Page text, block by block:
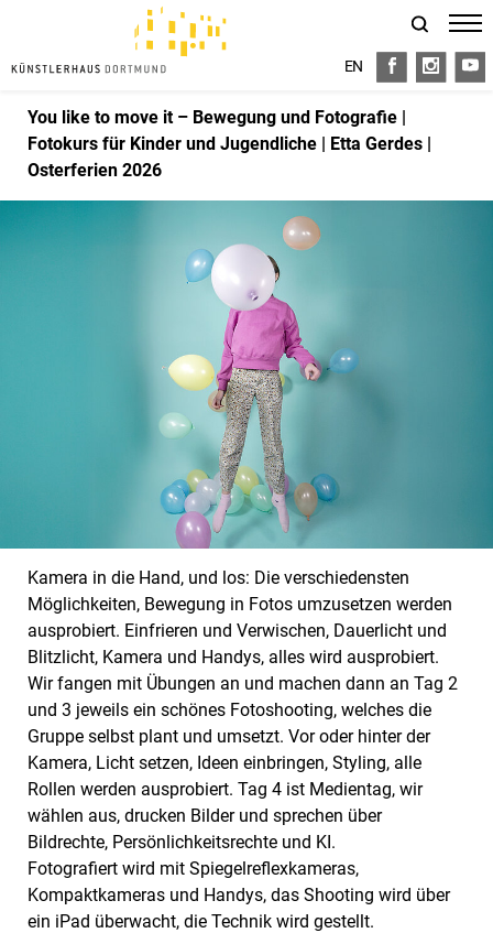
EN FB I Y
You like to move it – Bewegung und Fotografie |
Fotokurs für Kinder und Jugendliche | Etta Gerdes |
Osterferien 2026
Kamera in die Hand, und los: Die verschiedensten
Möglichkeiten, Bewegung in Fotos umzusetzen werden
ausprobiert. Einfrieren und Verwischen, Dauerlicht und
Blitzlicht, Kamera und Handys, alles wird ausprobiert.
Wir fangen mit Übungen an und machen dann an Tag 2
und 3 jeweils ein schönes Fotoshooting, welches die
Gruppe selbst plant und umsetzt. Vor oder hinter der
Kamera, Licht setzen, Ideen einbringen, Styling, alle
Rollen werden ausprobiert. Tag 4 ist Medientag, wir
wählen aus, drucken Bilder und sprechen über
Bildrechte, Persönlichkeitsrechte und KI.
Fotografiert wird mit Spiegelreflexkameras,
Kompaktkameras und Handys, das Shooting wird über
ein iPad überwacht, die Technik wird gestellt.